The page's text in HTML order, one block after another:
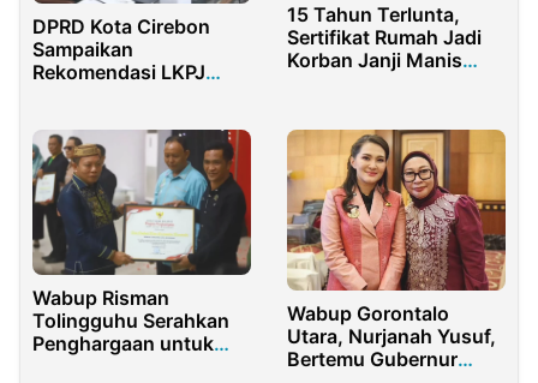
DPRD Kota Cirebon
Sampaikan
Rekomendasi LKPJ
15 Tahun Terlunta,
Sertifikat Rumah Jadi
Korban Janji Manis
Wabup Risman
Tolingguhu Serahkan
Penghargaan untuk
Wabup Gorontalo
Utara, Nurjanah Yusuf,
Bertemu Gubernur